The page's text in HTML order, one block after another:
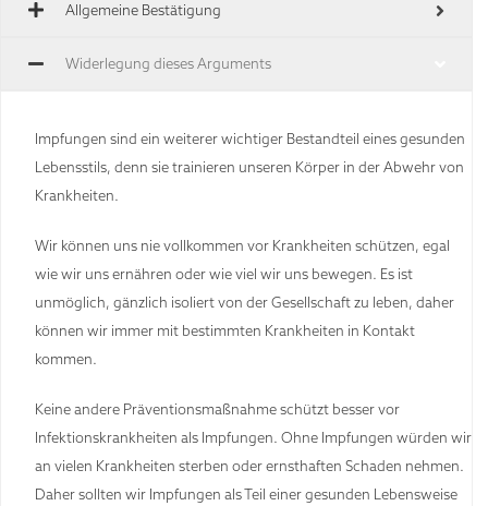
Allgemeine Bestätigung
Widerlegung dieses Arguments
Impfungen sind ein weiterer wichtiger Bestandteil eines gesunden
Lebensstils, denn sie trainieren unseren Körper in der Abwehr von
Krankheiten.
Wir können uns nie vollkommen vor Krankheiten schützen, egal
wie wir uns ernähren oder wie viel wir uns bewegen. Es ist
unmöglich, gänzlich isoliert von der Gesellschaft zu leben, daher
können wir immer mit bestimmten Krankheiten in Kontakt
kommen.
Keine andere Präventionsmaßnahme schützt besser vor
Infektionskrankheiten als Impfungen. Ohne Impfungen würden wir
an vielen Krankheiten sterben oder ernsthaften Schaden nehmen.
Daher sollten wir Impfungen als Teil einer gesunden Lebensweise